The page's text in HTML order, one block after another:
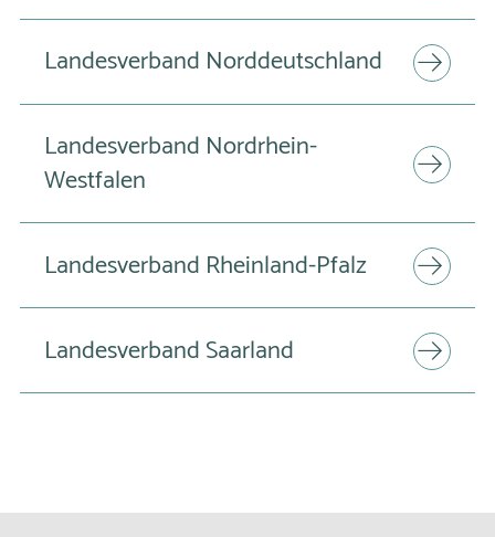
Landesverband Norddeutschland
Landesverband Nordrhein-
Westfalen
Landesverband Rheinland-Pfalz
Landesverband Saarland